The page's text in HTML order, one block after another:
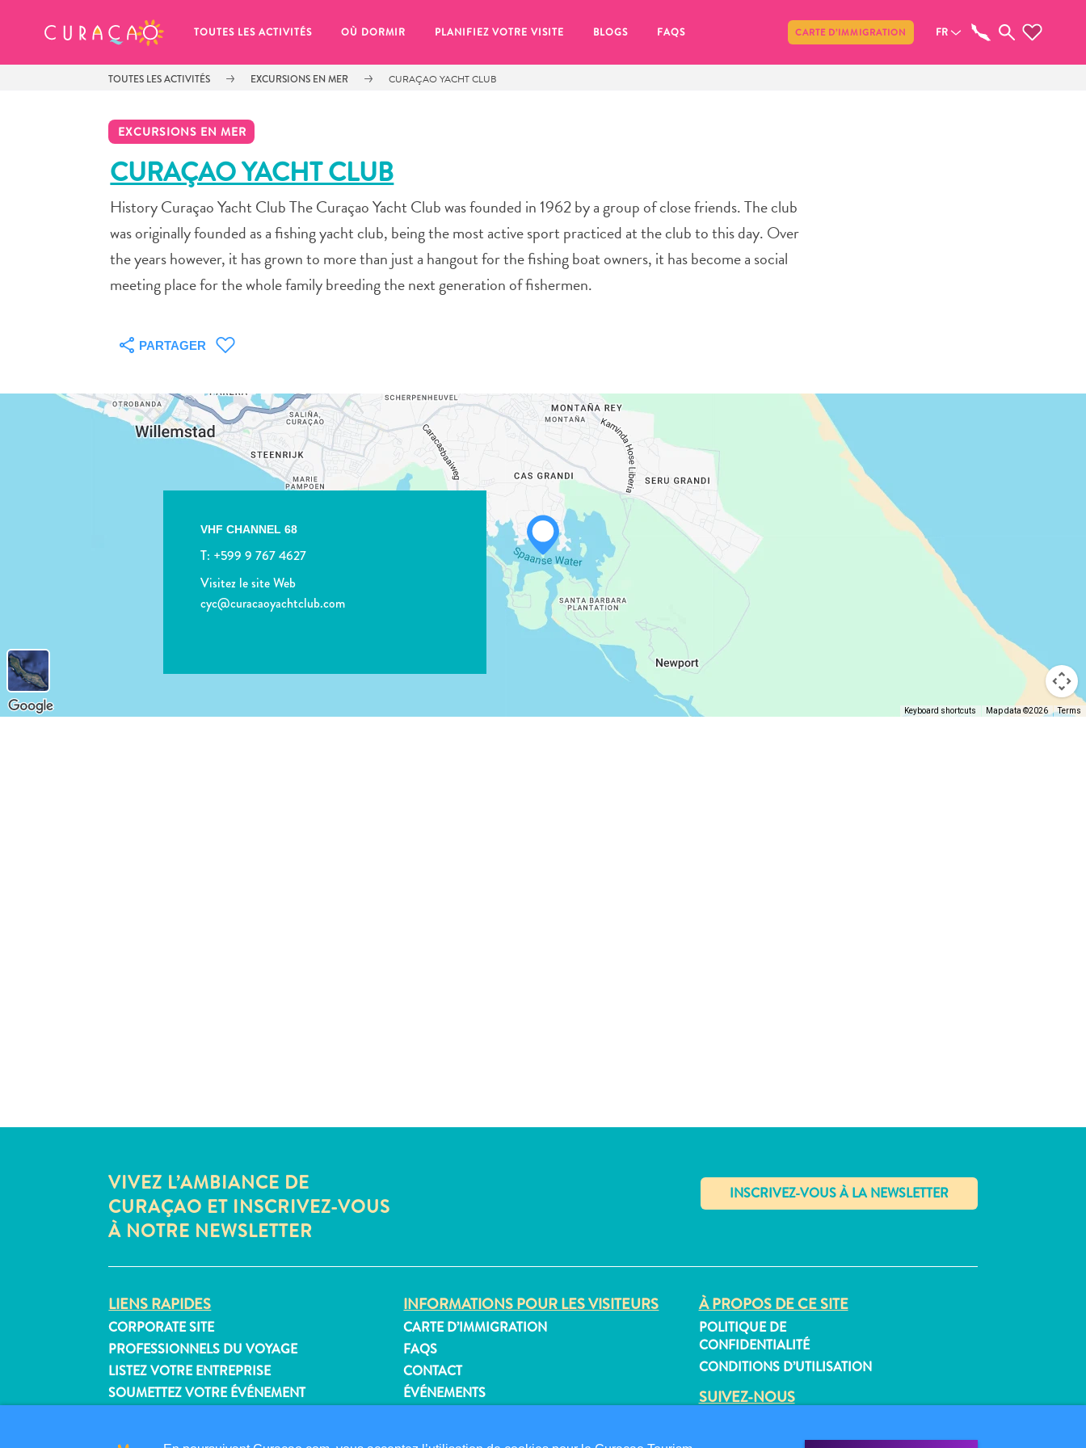
TOUTES LES ACTIVITÉS OÙ DORMIR PLANIFIEZ VOTRE VISITE BLOGS FAQS CARTE D’IMMIGRATION FR
TOUTES LES ACTIVITÉS EXCURSIONS EN MER CURAÇAO YACHT CLUB
EXCURSIONS EN MER
CURAÇAO YACHT CLUB
History Curaçao Yacht Club The Curaçao Yacht Club was founded in 1962 by a group of close friends. The club
was originally founded as a fishing yacht club, being the most active sport practiced at the club to this day. Over
the years however, it has grown to more than just a hangout for the fishing boat owners, it has become a social
meeting place for the whole family breeding the next generation of fishermen.
PARTAGER
VHF CHANNEL 68
T: +599 9 767 4627
Visitez le site Web
cyc@curacaoyachtclub.com
Keyboard shortcuts Map data ©2026 Terms
VIVEZ L’AMBIANCE DE
CURAÇAO ET INSCRIVEZ-VOUS
À NOTRE NEWSLETTER
✕
LIENS RAPIDES
CORPORATE SITE
PROFESSIONNELS DU VOYAGE
LISTEZ VOTRE ENTREPRISE
SOUMETTEZ VOTRE ÉVÉNEMENT
INFORMATIONS POUR LES VISITEURS
CARTE D’IMMIGRATION
FAQS
CONTACT
ÉVÉNEMENTS
À PROPOS DE CE SITE
POLITIQUE DE
CONFIDENTIALITÉ
CONDITIONS D’UTILISATION
SUIVEZ-NOUS
MES FAVORIS Partager
It looks like you haven’t saved any
of your favorite places to stay yet.